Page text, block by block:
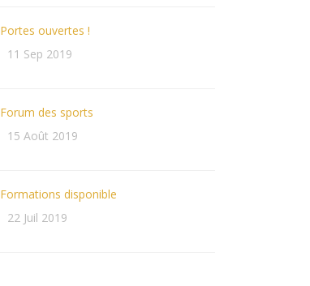
Portes ouvertes !
11 Sep 2019
Forum des sports
15 Août 2019
Formations disponible
22 Juil 2019